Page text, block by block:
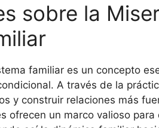
sobre la
familiar es un concepto
A través de la
y construir relaciones más
ofrecen un marco valioso